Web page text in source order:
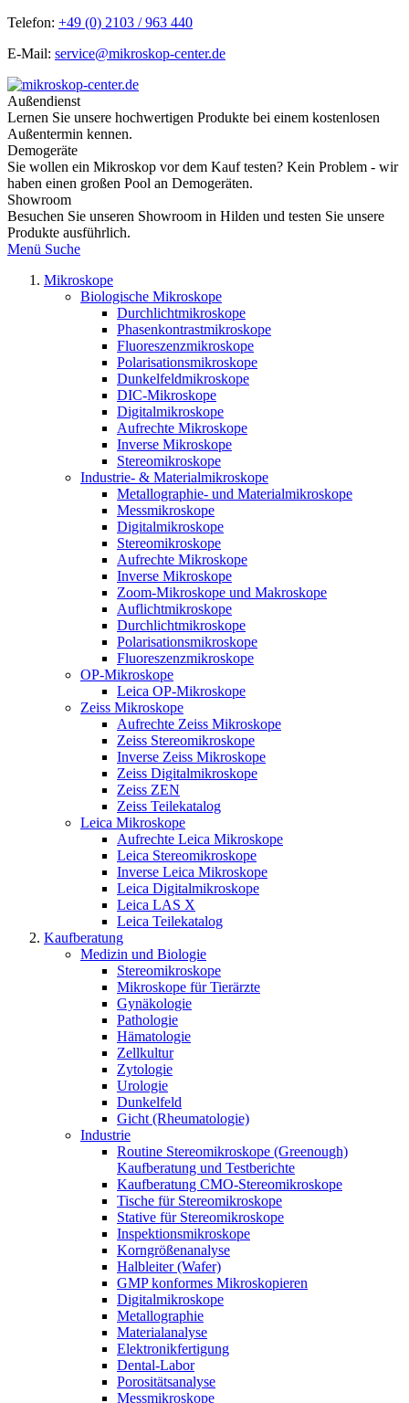
Telefon: +49 (0) 2103 / 963 440
E-Mail: service@mikroskop-center.de
Außendienst
Lernen Sie unsere hochwertigen Produkte bei einem kostenlosen
Außentermin kennen.
Demogeräte
Sie wollen ein Mikroskop vor dem Kauf testen? Kein Problem - wir
haben einen großen Pool an Demogeräten.
Showroom
Besuchen Sie unseren Showroom in Hilden und testen Sie unsere
Produkte ausführlich.
Menü Suche
Mikroskope
Biologische Mikroskope
Durchlichtmikroskope
Phasenkontrastmikroskope
Fluoreszenzmikroskope
Polarisationsmikroskope
Dunkelfeldmikroskope
DIC-Mikroskope
Digitalmikroskope
Aufrechte Mikroskope
Inverse Mikroskope
Stereomikroskope
Industrie- & Materialmikroskope
Metallographie- und Materialmikroskope
Messmikroskope
Digitalmikroskope
Stereomikroskope
Aufrechte Mikroskope
Inverse Mikroskope
Zoom-Mikroskope und Makroskope
Auflichtmikroskope
Durchlichtmikroskope
Polarisationsmikroskope
Fluoreszenzmikroskope
OP-Mikroskope
Leica OP-Mikroskope
Zeiss Mikroskope
Aufrechte Zeiss Mikroskope
Zeiss Stereomikroskope
Inverse Zeiss Mikroskope
Zeiss Digitalmikroskope
Zeiss ZEN
Zeiss Teilekatalog
Leica Mikroskope
Aufrechte Leica Mikroskope
Leica Stereomikroskope
Inverse Leica Mikroskope
Leica Digitalmikroskope
Leica LAS X
Leica Teilekatalog
Kaufberatung
Medizin und Biologie
Stereomikroskope
Mikroskope für Tierärzte
Gynäkologie
Pathologie
Hämatologie
Zellkultur
Zytologie
Urologie
Dunkelfeld
Gicht (Rheumatologie)
Industrie
Routine Stereomikroskope (Greenough)
Kaufberatung und Testberichte
Kaufberatung CMO-Stereomikroskope
Tische für Stereomikroskope
Stative für Stereomikroskope
Inspektionsmikroskope
Korngrößenanalyse
Halbleiter (Wafer)
GMP konformes Mikroskopieren
Digitalmikroskope
Metallographie
Materialanalyse
Elektronikfertigung
Dental-Labor
Porositätsanalyse
Messmikroskope